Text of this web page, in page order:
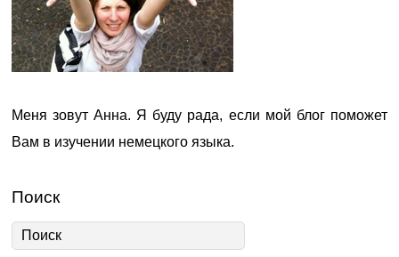
Меня зовут Анна. Я буду рада, если мой блог поможет
Вам в изучении немецкого языка.
Поиск